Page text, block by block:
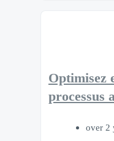
Optimisez
processus
over 2